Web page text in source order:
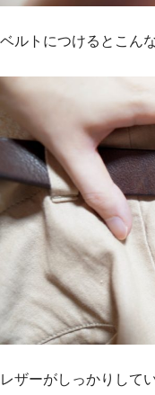
ベルトにつけるとこん
レザーがしっかりして